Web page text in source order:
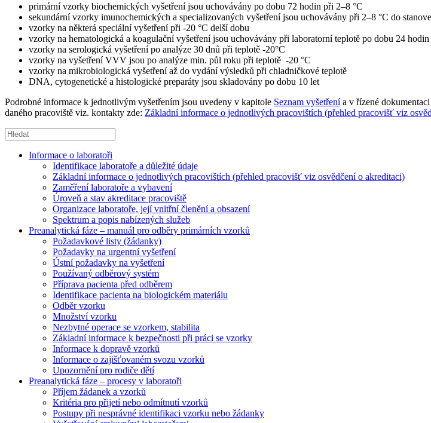
primární vzorky biochemických vyšetření jsou uchovávány po dobu 72 hodin při 2–8 °C
sekundární vzorky imunochemických a specializovaných vyšetření jsou uchovávány při 2–8 °C do
vzorky na některá speciální vyšetření při -20 °C delší dobu
vzorky na hematologická a koagulační vyšetření jsou uchovávány při laboratorní teplotě po dobu 24 hodin
vzorky na serologická vyšetření po analýze 30 dnů při teplotě -20°C
vzorky na vyšetření VVV jsou po analýze min. půl roku při teplotě -20 °C
vzorky na mikrobiologická vyšetření až do vydání výsledků při chladničkové teplotě
DNA, cytogenetické a histologické preparáty jsou skladovány po dobu 10 let
Podrobné informace k jednotlivým vyšetřením jsou uvedeny v kapitole Seznam vyšetřenía v řízené
daného pracoviště viz. kontakty zde: Základní informace o jednotlivých pracovištích (přehled pracovišť viz
Informace o laboratoři
Identifikace laboratoře a důležité údaje
Základní informace o jednotlivých pracovištích (přehled pracovišť viz osvědčení o akreditaci)
Zaměření laboratoře a vybavení
Úroveň a stav akreditace pracoviště
Organizace laboratoře, její vnitřní členění a obsazení
Spektrum a popis nabízených služeb
Preanalytická fáze – manuál pro odběry primárních vzorků
Požadavkové listy (žádanky)
Požadavky na urgentní vyšetření
Ústní požadavky na vyšetření
Používaný odběrový systém
Příprava pacienta před odběrem
Identifikace pacienta na biologickém materiálu
Odběr vzorku
Množství vzorku
Nezbytné operace se vzorkem, stabilita
Základní informace k bezpečnosti při práci se vzorky
Informace k dopravě vzorků
Informace o zajišťovaném svozu vzorků
Upozornění pro rodiče dětí
Preanalytická fáze – procesy v laboratoři
Příjem žádanek a vzorků
Kritéria pro přijetí nebo odmítnutí vzorků
Postupy při nesprávné identifikaci vzorku nebo žádanky